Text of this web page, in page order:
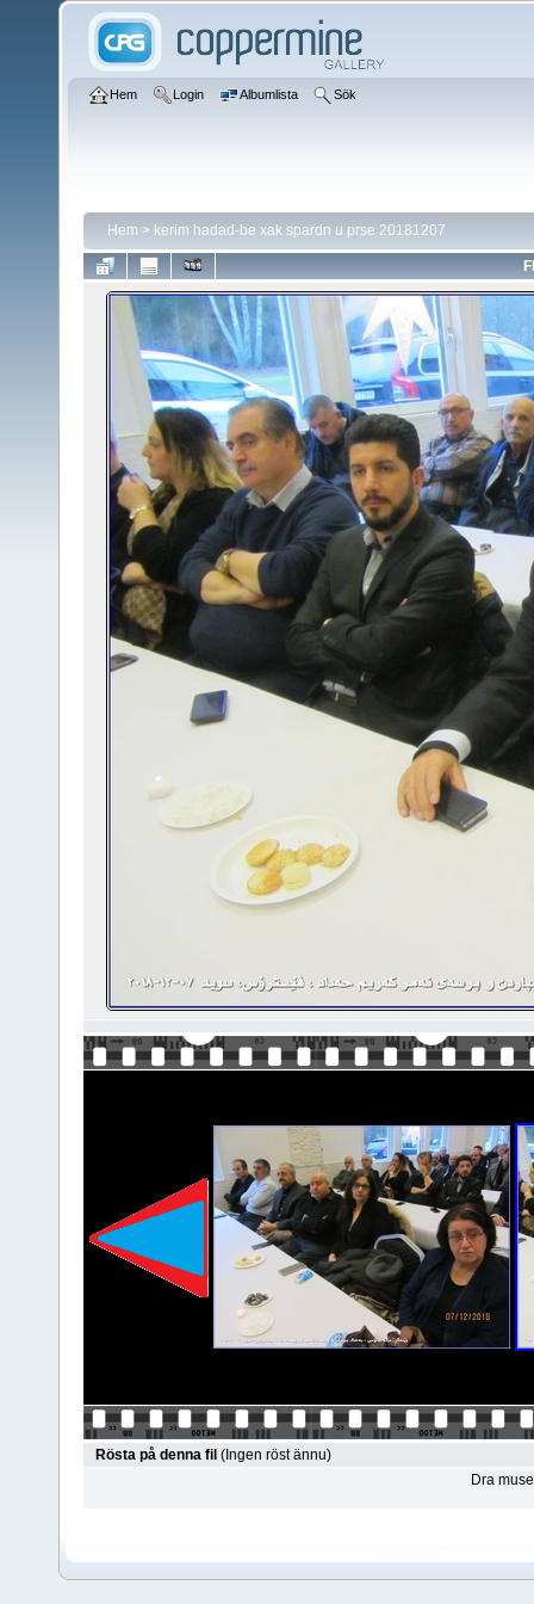
Hem Login Albumlista Sök
Hem > kerim hadad-be xak spardn u prse 20181207
Rösta på denna fil (Ingen röst ännu)
Dra